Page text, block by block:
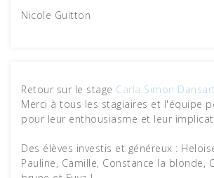
Nicole Guitton
Retour sur le stage Carla Simon
Merci à tous les stagiaires et l'équipe
pour leur enthousiasme et leur
Des élèves investis et généreux :
Pauline, Camille, Constance la blonde,